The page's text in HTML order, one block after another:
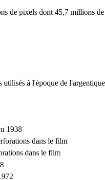
de pixels dont 45,7 millions
à l'époque de
1938
dans le film
dans le film